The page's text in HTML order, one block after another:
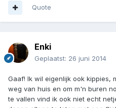
Quote
Enki
Geplaatst: 26 juni 2014
Gaaf! Ik wil eigenlijk ook kippies,
weg van huis en om m'n buren
te vallen vind ik ook niet echt